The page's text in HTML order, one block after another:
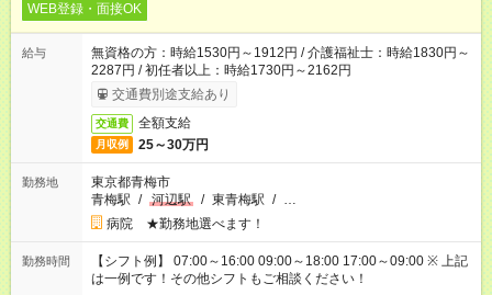
WEB登録・面接OK
給与
無資格の方：時給1530円～1912円 / 介護福祉士：時給1830円～
2287円 / 初任者以上：時給1730円～2162円
交通費別途支給あり
交通費 全額支給
月収例 25～30万円
勤務地
東京都青梅市
青梅駅 / 河辺駅 / 東青梅駅 / …
病院 ★勤務地選べます！
勤務時間
【シフト例】 07:00～16:00 09:00～18:00 17:00～09:00 ※ 上記
は一例です！その他シフトもご相談ください！